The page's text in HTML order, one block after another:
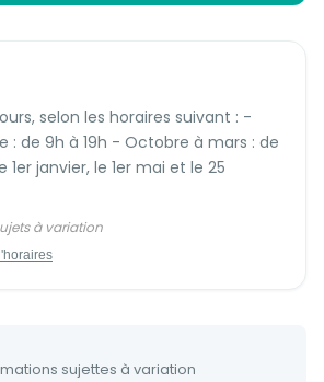
selon les horaires suivant : -
: de 9h à 19h - Octobre à mars : de
1er janvier, le 1er mai et le 25
à variation
sujettes à variation